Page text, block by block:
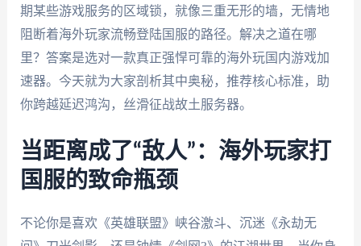
期某些游戏服务的区域锁，就像三重无形的墙，无情地
阻断着海外玩家流畅登陆国服的路径。解决之道在哪
里？答案是选对一款真正强悍可靠的海外玩国内游戏加
速器。今天就为大家剖析其中奥秘，推荐核心标准，助
你跨越延迟鸿沟，丝滑征战故土服务器。
当距离成了“敌人”：海外玩家打
国服的致命瓶颈
不论你是喜欢《英雄联盟》峡谷激斗、沉迷《永劫无